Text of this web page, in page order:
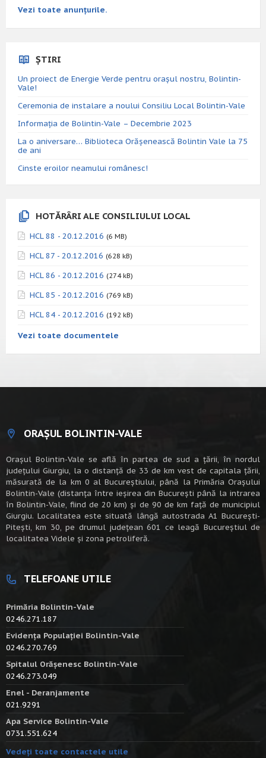
Vezi toate anunțurile.
ȘTIRI
Un proiect de Energie Verde pentru orașul nostru, Bolintin-
Vale!
Ceremonia de instalare a noului Consiliu Local Bolintin-Vale
Informația de Bolintin-Vale – Decembrie 2023
La o aniversare… Biblioteca Orăşenească Bolintin Vale la 75
de ani
Cinste eroilor neamului românesc!
HOTĂRÂRI ALE CONSILIULUI LOCAL
HCL 88 - 20.12.2016 (6 MB)
HCL 87 - 20.12.2016 (628 kB)
HCL 86 - 20.12.2016 (274 kB)
HCL 85 - 20.12.2016 (769 kB)
HCL 84 - 20.12.2016 (192 kB)
Vezi toate documentele
ORAȘUL BOLINTIN-VALE
Oraşul Bolintin-Vale se află în partea de sud a ţării, în nordul
judeţului Giurgiu, la o distanţă de 33 de km vest de capitala țării,
măsurată de la km 0 al Bucureștiului, până la Primăria Orașului
Bolintin-Vale (distanța între ieșirea din București până la intrarea
în Bolintin-Vale, fiind de 20 km) şi de 90 de km faţă de municipiul
Giurgiu. Localitatea este situată lângă autostrada A1 Bucureşti-
Piteşti, km 30, pe drumul judeţean 601 ce leagă Bucureştiul de
localitatea Videle şi zona petroliferă.
TELEFOANE UTILE
Primăria Bolintin-Vale
0246.271.187
Evidența Populației Bolintin-Vale
0246.270.769
Spitalul Orășenesc Bolintin-Vale
0246.273.049
Enel - Deranjamente
021.9291
Apa Service Bolintin-Vale
0731.551.624
Vedeți toate contactele utile